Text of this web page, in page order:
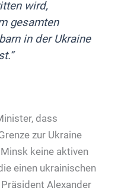
wird,
gesamten
in der Ukraine
dass
zur Ukraine
keine aktiven
einen ukrainischen
Alexander